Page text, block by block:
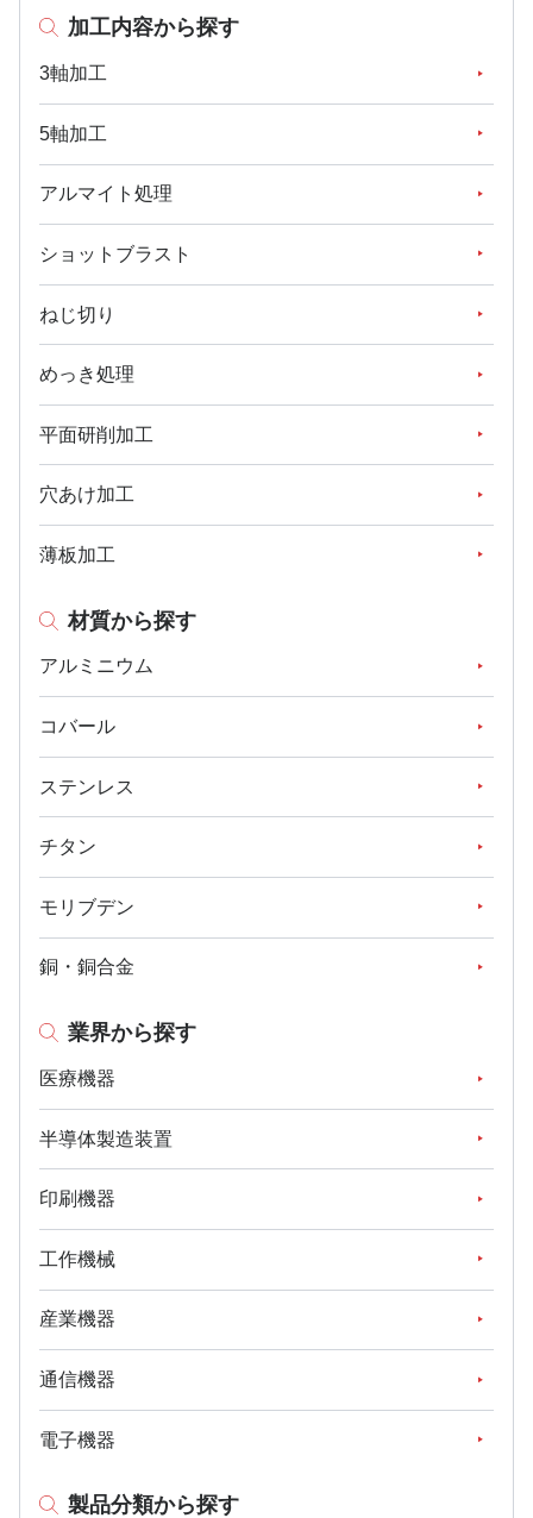
加工内容から探す
3軸加工
5軸加工
アルマイト処理
ショットブラスト
ねじ切り
めっき処理
平面研削加工
穴あけ加工
薄板加工
材質から探す
アルミニウム
コバール
ステンレス
チタン
モリブデン
銅・銅合金
業界から探す
医療機器
半導体製造装置
印刷機器
工作機械
産業機器
通信機器
電子機器
製品分類から探す